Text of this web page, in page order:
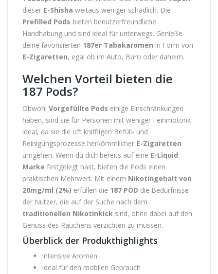
dieser E-Shisha weitaus weniger schädlich. Die
Prefilled Pods bieten benutzerfreundliche
Handhabung und sind ideal für unterwegs. Genieße
deine favorisierten 187er Tabakaromen in Form von
E-Zigaretten, egal ob im Auto, Büro oder daheim.
Welchen Vorteil bieten die
187 Pods?
Obwohl Vorgefüllte Pods einige Einschränkungen
haben, sind sie für Personen mit weniger Feinmotorik
ideal, da sie die oft kniffligen Befüll- und
Reinigungsprozesse herkömmlicher E-Zigaretten
umgehen. Wenn du dich bereits auf eine E-Liquid
Marke festgelegt hast, bieten die Pods einen
praktischen Mehrwert. Mit einem Nikotingehalt von
20mg/ml (2%) erfüllen die 187 POD die Bedürfnisse
der Nutzer, die auf der Suche nach dem
traditionellen Nikotinkick sind, ohne dabei auf den
Genuss des Rauchens verzichten zu müssen.
Überblick der Produkthighlights
Intensive Aromen
Ideal für den mobilen Gebrauch